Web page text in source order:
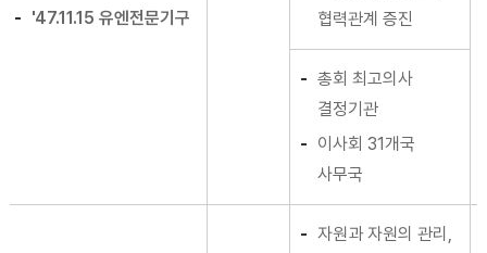
'47.11.15 유엔전문기구
협력관계 증진
총회 최고의사
결정기관
이사회 31개국
사무국
자원과 자원의 관리,